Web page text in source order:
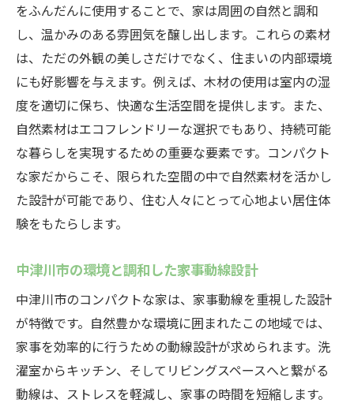
をふんだんに使用することで、家は周囲の自然と調和
し、温かみのある雰囲気を醸し出します。これらの素材
は、ただの外観の美しさだけでなく、住まいの内部環境
にも好影響を与えます。例えば、木材の使用は室内の湿
度を適切に保ち、快適な生活空間を提供します。また、
自然素材はエコフレンドリーな選択でもあり、持続可能
な暮らしを実現するための重要な要素です。コンパクト
な家だからこそ、限られた空間の中で自然素材を活かし
た設計が可能であり、住む人々にとって心地よい居住体
験をもたらします。
中津川市の環境と調和した家事動線設計
中津川市のコンパクトな家は、家事動線を重視した設計
が特徴です。自然豊かな環境に囲まれたこの地域では、
家事を効率的に行うための動線設計が求められます。洗
濯室からキッチン、そしてリビングスペースへと繋がる
動線は、ストレスを軽減し、家事の時間を短縮します。